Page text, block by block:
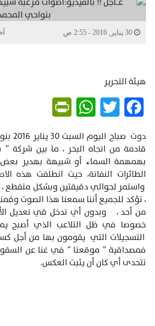
هيئة التحرير
Facebook
Twitter
WhatsApp
دوت
قادمة من اتجاه البحر ، ما بين
بهمهمة السماء أو شبيهة بهدير بعض
واستمر لحوالي دقيقتين وبشكل متقطع
، نؤكد للجميع أننا سمعنا هذا الصوت
من أحد ، وبدون أي تدخل قي تعديل
خصوصا في ظل التلاعب الذي أصبح
التسجيلات التي يقومون بها من أجل
فمصداقية ” موقعنا ” في غنا عن
نتحدى أي كان أن يثبت العكس.